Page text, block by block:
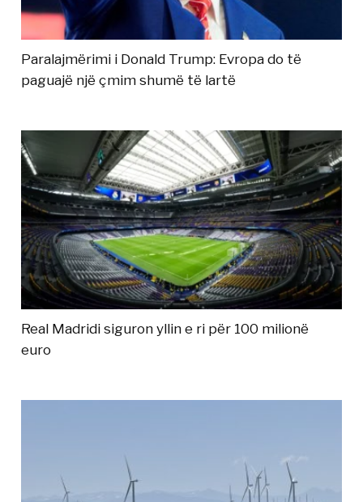
Paralajmërimi i Donald Trump: Evropa do të
paguajë një çmim shumë të lartë
Real Madridi siguron yllin e ri për 100 milionë
euro